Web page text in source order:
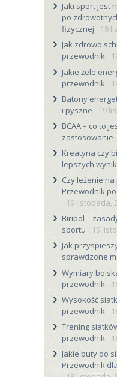
Jaki sport jest
po
fizycznej
19
Jak zdrowo
przewodnik
Jakie żele
przewodnik
Batony
i pyszne
19
BCAA – co to
zastosowanie
Kreatyna czy
lepszych
Czy leżenie
Przewodnik
19 listopada,
Biribol –
sportu
19
Jak
sprawdzone
Wymiary
przewodnik
Wysokość
przewodnik
Trening
przewodnik
Jakie buty do
Przewodnik